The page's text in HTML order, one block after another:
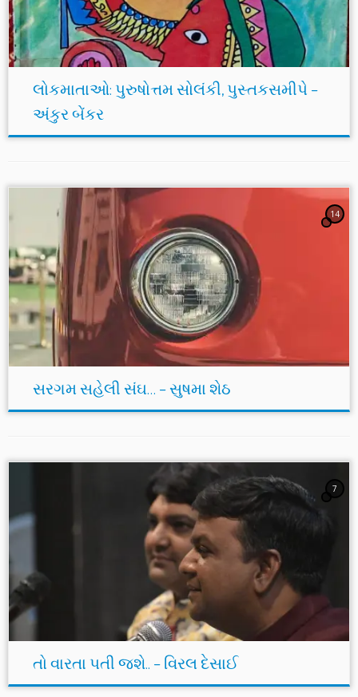
લોકમાતાઓ: પુરુષોત્તમ સોલંકી, પુસ્તકસમીપે –
અંકુર બેંકર
14
સરગમ સહેલી સંઘ… – સુષમા શેઠ
7
તો વારતા પતી જશે.. – વિરલ દેસાઈ